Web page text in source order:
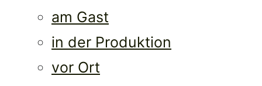
am Gast
in der Produktion
vor Ort